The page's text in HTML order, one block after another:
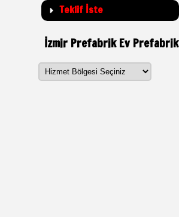
Teklif İste
İzmir Prefabrik Ev Prefabrik